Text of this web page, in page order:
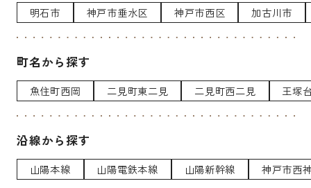
明石市 神戸市垂水区 神戸市西区 加古川市
町名から探す
魚住町西岡 二見町東二見 二見町西二見 王塚
沿線から探す
山陽本線 山陽電鉄本線 山陽新幹線 神戸市西